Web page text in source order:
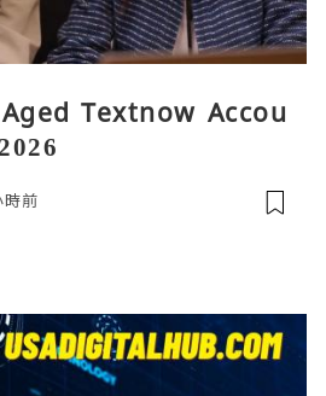
Textnow Accou
時前